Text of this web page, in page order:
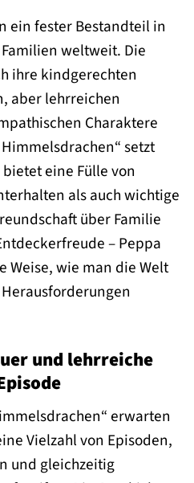
ein fester Bestandteil in
weltweit. Die
ihre kindgerechten
aber lehrreichen
Charaktere
setzt
eine Fülle von
als auch wichtige
über Familie
– Peppa
Weise, wie man die Welt
und lehrreiche
erwarten
Vielzahl von Episoden,
und gleichzeitig